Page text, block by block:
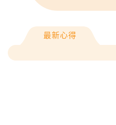
最新心得